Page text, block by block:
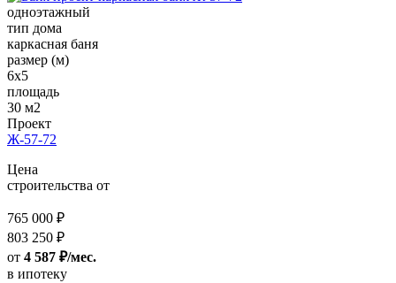
одноэтажный
тип дома
каркасная баня
размер (м)
6x5
площадь
30 м2
Проект
Ж-57-72
Цена
строительства от
765 000 ₽
803 250 ₽
от 4 587 ₽/мес.
в ипотеку